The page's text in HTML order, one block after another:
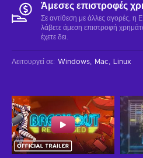
Άμεσες επιστροφές
Σε αντίθεση με άλλες αγορές, η
λάβετε άμεση επιστροφή
έχετε δει.
Λειτουργεί σε: Windows Mac Linux